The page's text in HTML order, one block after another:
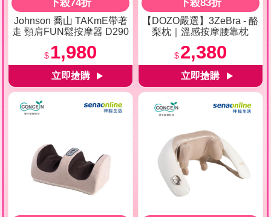
下殺74折
Johnson 喬山 TAKmE帶著
走 頸肩FUN鬆按摩器 D290
$ 1,980
下殺83折
【DOZO嚴選】3ZeBra - 酪
梨枕｜溫感按摩腰靠枕
$2,380